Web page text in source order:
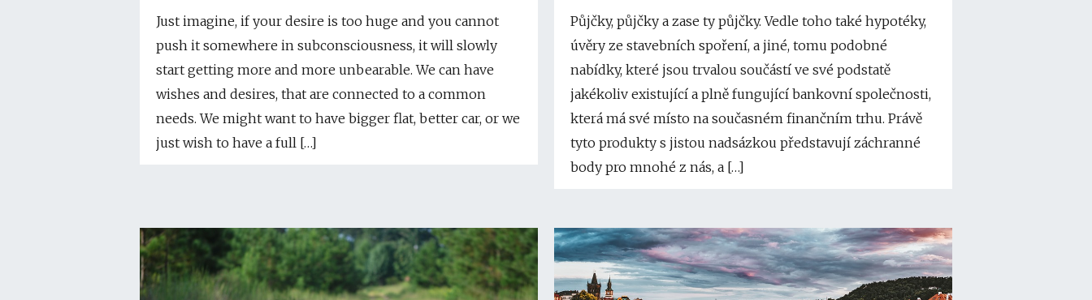
Just imagine, if your desire is too huge and you cannot
push it somewhere in subconsciousness, it will slowly
start getting more and more unbearable. We can have
wishes and desires, that are connected to a common
needs. We might want to have bigger flat, better car, or we
just wish to have a full […]
Půjčky, půjčky a zase ty půjčky. Vedle toho také hypotéky,
úvěry ze stavebních spoření, a jiné, tomu podobné
nabídky, které jsou trvalou součástí ve své podstatě
jakékoliv existující a plně fungující bankovní společnosti,
která má své místo na současném finančním trhu. Právě
tyto produkty s jistou nadsázkou představují záchranné
body pro mnohé z nás, a […]